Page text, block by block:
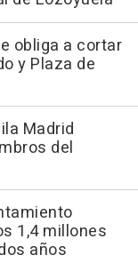
obliga a cortar
y Plaza de
Madrid
del
1,4 millones
años